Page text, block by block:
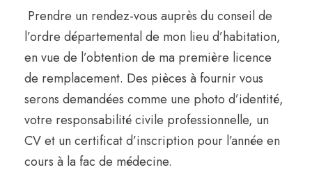
Prendre un rendez-vous auprès du conseil de
l’ordre départemental de mon lieu d’habitation,
en vue de l’obtention de ma première licence
de remplacement. Des pièces à fournir vous
serons demandées comme une photo d’identité,
votre responsabilité civile professionnelle, un
CV et un certificat d’inscription pour l’année en
cours à la fac de médecine.